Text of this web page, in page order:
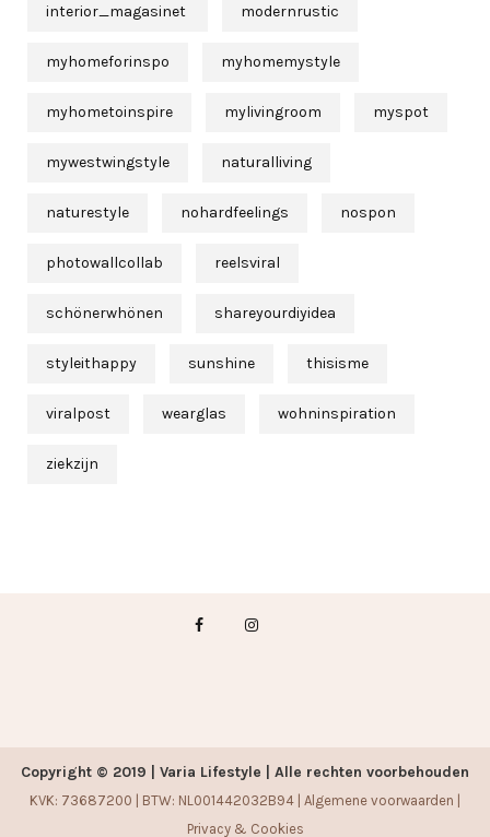
interior_magasinet modernrustic
myhomeforinspo myhomemystyle
myhometoinspire mylivingroom myspot
mywestwingstyle naturalliving
naturestyle nohardfeelings nospon
photowallcollab reelsviral
schönerwhönen shareyourdiyidea
styleithappy sunshine thisisme
viralpost wearglas wohninspiration
ziekzijn
Copyright © 2019 | Varia Lifestyle | Alle rechten voorbehouden
KVK: 73687200 | BTW: NL001442032B94 | Algemene voorwaarden |
Privacy & Cookies